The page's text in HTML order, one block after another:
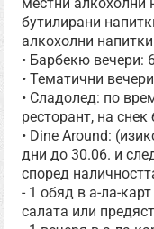
местни алкохолни
бутилирани
алкохолни
• Барбекю вечери:
• Тематични
• Сладолед: по
ресторант, на снек
• Dine Around:
дни до 30.06. и
според
- 1 обяд в а-ла-
салата или